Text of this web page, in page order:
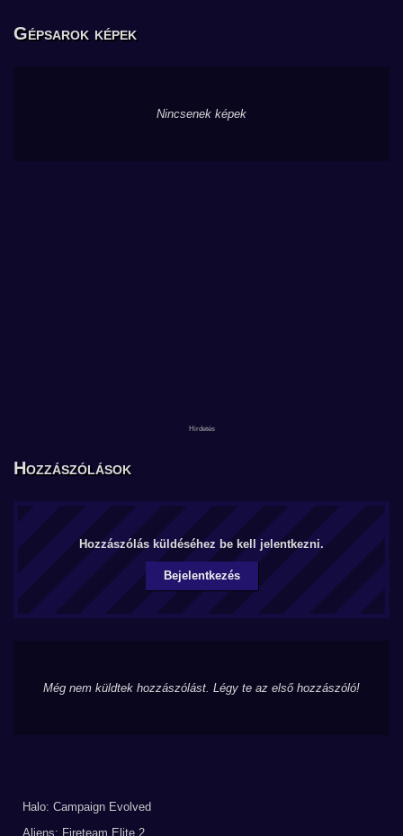
Gépsarok képek
Nincsenek képek
Hozzászólások
Hozzászólás küldéséhez be kell jelentkezni.
Bejelentkezés
Még nem küldtek hozzászólást. Légy te az első hozzászóló!
Halo: Campaign Evolved
Aliens: Fireteam Elite 2